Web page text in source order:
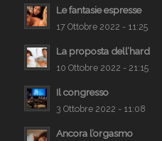
Le fantasie espresse
17 Ottobre 2022 - 11:25
La proposta dell’hard
10 Ottobre 2022 - 21:15
Il congresso
3 Ottobre 2022 - 11:08
Ancora l’orgasmo